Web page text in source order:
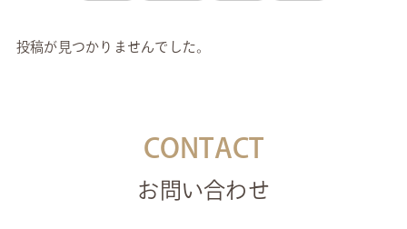
投稿が見つかりませんでした。
CONTACT
お問い合わせ